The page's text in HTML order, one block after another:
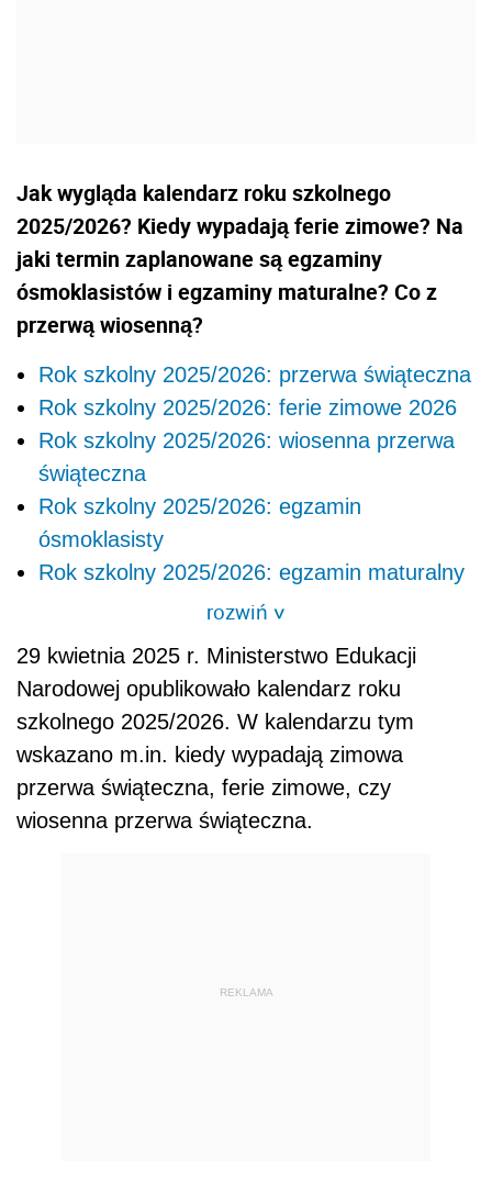
Jak wygląda kalendarz roku szkolnego
2025/2026? Kiedy wypadają ferie zimowe? Na
jaki termin zaplanowane są egzaminy
ósmoklasistów i egzaminy maturalne? Co z
przerwą wiosenną?
Rok szkolny 2025/2026: przerwa świąteczna
Rok szkolny 2025/2026: ferie zimowe 2026
Rok szkolny 2025/2026: wiosenna przerwa
świąteczna
Rok szkolny 2025/2026: egzamin
ósmoklasisty
Rok szkolny 2025/2026: egzamin maturalny
rozwiń>
29 kwietnia 2025 r. Ministerstwo Edukacji
Narodowej opublikowało kalendarz roku
szkolnego 2025/2026. W kalendarzu tym
wskazano m.in. kiedy wypadają zimowa
przerwa świąteczna, ferie zimowe, czy
wiosenna przerwa świąteczna.
REKLAMA